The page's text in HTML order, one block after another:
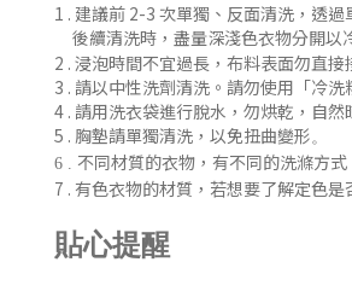
1 . 建議前 2-3 次單獨、反面清洗 ， 透過
後續清洗時 ，盡量深淺色衣物分開以
2 . 浸泡時間不宜過長，布料表面勿直接
3 . 請以中性洗劑清洗。請勿使用「冷洗
4 . 請用洗衣袋進行脫水，勿烘乾，自然
5 . 胸墊請單獨清洗，以免扭曲變形。
6 . 不同材質的衣物，有不同的洗滌方
7 . 有色衣物的材質，若想要了解定色
貼心提醒